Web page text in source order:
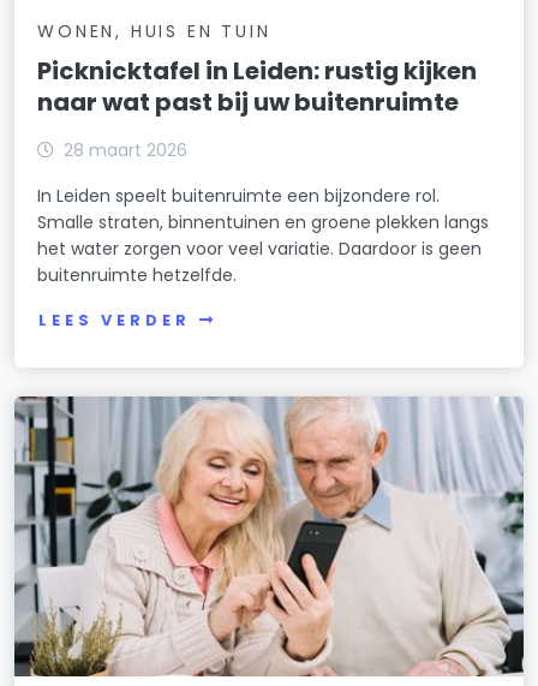
WONEN, HUIS EN TUIN
Picknicktafel in Leiden: rustig kijken
naar wat past bij uw buitenruimte
28 maart 2026
In Leiden speelt buitenruimte een bijzondere rol.
Smalle straten, binnentuinen en groene plekken langs
het water zorgen voor veel variatie. Daardoor is geen
buitenruimte hetzelfde.
LEES VERDER